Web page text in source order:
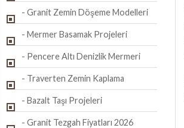
- Granit Zemin Döşeme Modelleri
- Mermer Basamak Projeleri
- Pencere Altı Denizlik Mermeri
- Traverten Zemin Kaplama
- Bazalt Taşı Projeleri
- Granit Tezgah Fiyatları 2026